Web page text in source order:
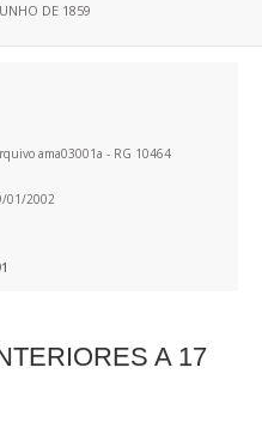
DE 1859
ama03001a - RG 10464
01/2002
A 17